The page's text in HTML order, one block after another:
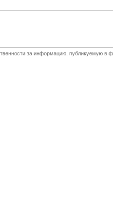
за информацию, публикуемую